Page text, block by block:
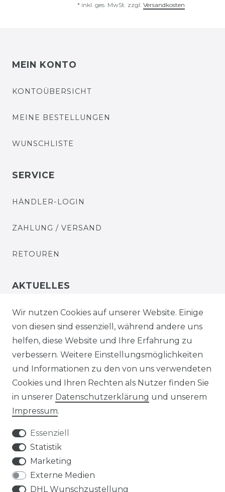
* inkl. ges. MwSt. zzgl. Versandkosten
MEIN KONTO
KONTOÜBERSICHT
MEINE BESTELLUNGEN
WUNSCHLISTE
SERVICE
HÄNDLER-LOGIN
ZAHLUNG / VERSAND
RETOUREN
AKTUELLES
STELLENANGEBOTE
NEWSLETTER
Impressum
AGB
Wir nutzen Cookies auf unserer Website. Einige
von diesen sind essenziell, während andere uns
helfen, diese Website und Ihre Erfahrung zu
verbessern. Weitere Einstellungsmöglichkeiten
und Informationen zu den von uns verwendeten
Cookies und Ihren Rechten als Nutzer finden Sie
in unserer Daten­schutz­erklärung und unserem
Impressum.
Essenziell
Statistik
Marketing
Externe Medien
DHL Wunschzustellung